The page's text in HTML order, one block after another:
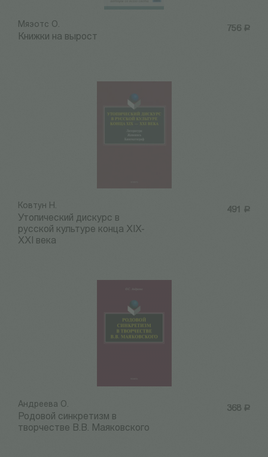
756 Р
Мяэотс О.
Книжки на вырост
491 Р
Ковтун Н.
Утопический дискурс в
русской культуре конца XIX-
XXI века
368 Р
Андреева О.
Родовой синкретизм в
творчестве В.В. Маяковского